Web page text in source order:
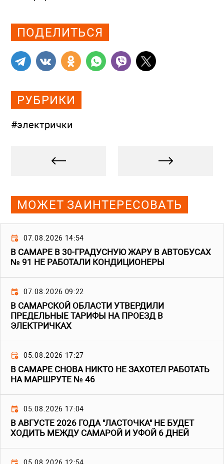
ПОДЕЛИТЬСЯ
РУБРИКИ
#электрички
МОЖЕТ ЗАИНТЕРЕСОВАТЬ
07.08.2026 14:54
В САМАРЕ В 30-ГРАДУСНУЮ ЖАРУ В АВТОБУСАХ
№ 91 НЕ РАБОТАЛИ КОНДИЦИОНЕРЫ
07.08.2026 09:22
В САМАРСКОЙ ОБЛАСТИ УТВЕРДИЛИ
ПРЕДЕЛЬНЫЕ ТАРИФЫ НА ПРОЕЗД В
ЭЛЕКТРИЧКАХ
05.08.2026 17:27
В САМАРЕ СНОВА НИКТО НЕ ЗАХОТЕЛ РАБОТАТЬ
НА МАРШРУТЕ № 46
05.08.2026 17:04
В АВГУСТЕ 2026 ГОДА "ЛАСТОЧКА" НЕ БУДЕТ
ХОДИТЬ МЕЖДУ САМАРОЙ И УФОЙ 6 ДНЕЙ